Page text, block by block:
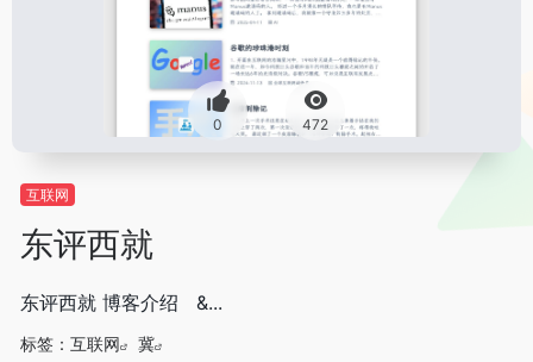
0 472
互联网
东评西就
东评西就 博客介绍 &...
标签： 互联网
冀